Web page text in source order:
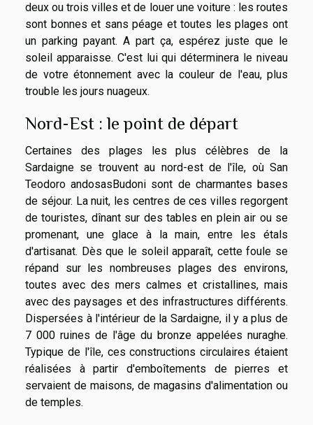
deux ou trois villes et de louer une voiture : les routes
sont bonnes et sans péage et toutes les plages ont
un parking payant. A part ça, espérez juste que le
soleil apparaisse. C'est lui qui déterminera le niveau
de votre étonnement avec la couleur de l'eau, plus
trouble les jours nuageux.
Nord-Est : le point de départ
Certaines des plages les plus célèbres de la
Sardaigne se trouvent au nord-est de l'île, où San
Teodoro andosasBudoni sont de charmantes bases
de séjour. La nuit, les centres de ces villes regorgent
de touristes, dînant sur des tables en plein air ou se
promenant, une glace à la main, entre les étals
d'artisanat. Dès que le soleil apparaît, cette foule se
répand sur les nombreuses plages des environs,
toutes avec des mers calmes et cristallines, mais
avec des paysages et des infrastructures différents.
Dispersées à l'intérieur de la Sardaigne, il y a plus de
7 000 ruines de l'âge du bronze appelées nuraghe.
Typique de l'île, ces constructions circulaires étaient
réalisées à partir d'emboîtements de pierres et
servaient de maisons, de magasins d'alimentation ou
de temples.